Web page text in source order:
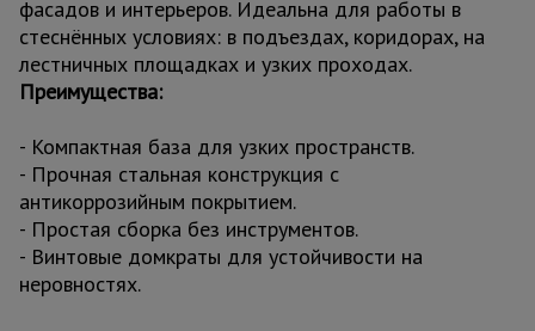
фасадов и интерьеров. Идеальна для работы в
стеснённых условиях: в подъездах, коридорах, на
лестничных площадках и узких проходах.
Преимущества:
- Компактная база для узких пространств.
- Прочная стальная конструкция с
антикоррозийным покрытием.
- Простая сборка без инструментов.
- Винтовые домкраты для устойчивости на
неровностях.